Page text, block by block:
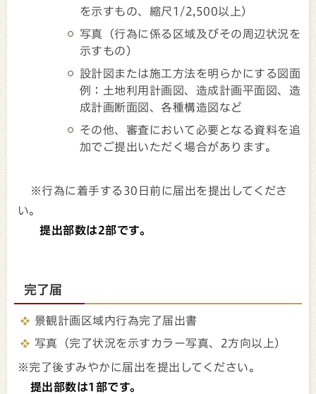
を示すもの、縮尺1/2,500以上）
写真（行為に係る区域及びその周辺状況を
示すもの）
設計図または施工方法を明らかにする図面
例：土地利用計画図、造成計画平面図、造
成計画断面図、各種構造図など
その他、審査において必要となる資料を追
加でご提出いただく場合があります。
※行為に着手する30日前に届出を提出してくださ
い。
提出部数は2部です。
完了届
景観計画区域内行為完了届出書
写真（完了状況を示すカラー写真、2方向以上）
※完了後すみやかに届出を提出してください。
提出部数は1部です。